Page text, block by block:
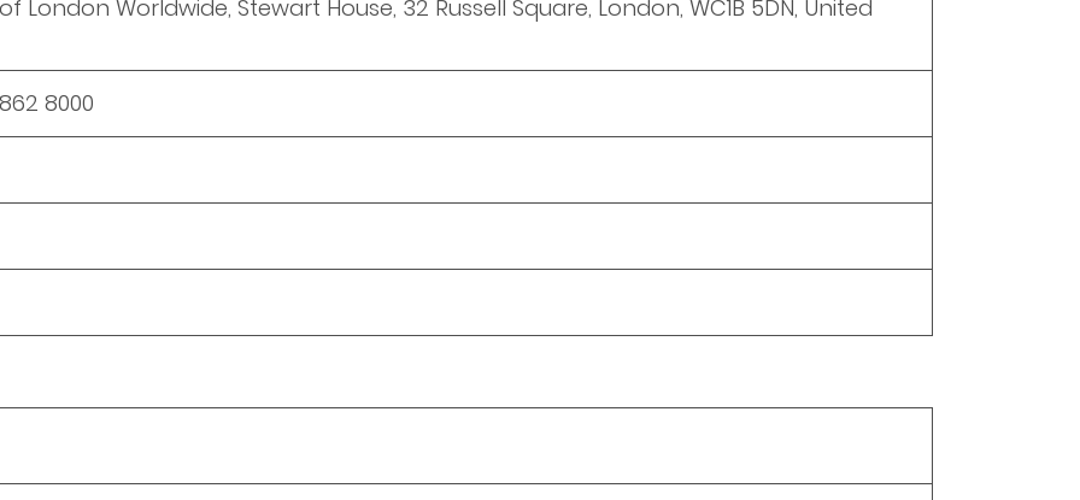
London Worldwide, Stewart House, 32 Russell Square, London, WC1B 5DN, United
8000